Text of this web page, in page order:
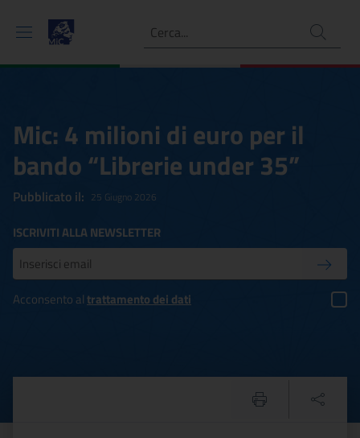
Ricerca
Mic: 4 milioni di euro per il
bando “Librerie under 35”
Pubblicato il: 25 Giugno 2026
ISCRIVITI ALLA NEWSLETTER
Inserisci la tua mail
Acconsento altrattamento dei dati
Mic: 4 milioni di euro per